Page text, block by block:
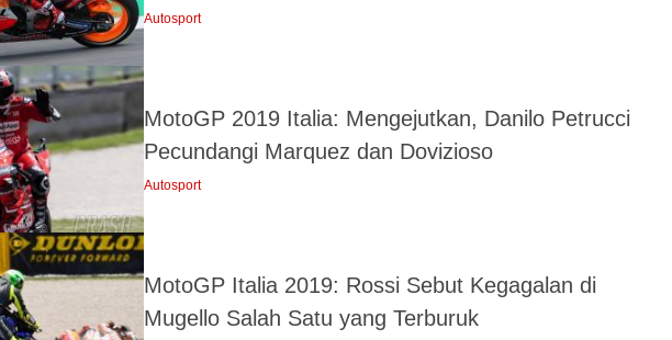
Autosport
MotoGP 2019 Italia: Mengejutkan, Danilo Petrucci
Pecundangi Marquez dan Dovizioso
Autosport
MotoGP Italia 2019: Rossi Sebut Kegagalan di
Mugello Salah Satu yang Terburuk